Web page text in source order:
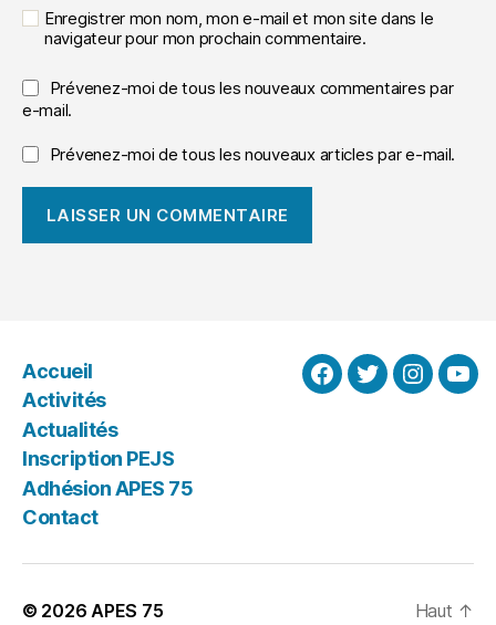
Enregistrer mon nom, mon e-mail et mon site dans le
navigateur pour mon prochain commentaire.
Prévenez-moi de tous les nouveaux commentaires par
e-mail.
Prévenez-moi de tous les nouveaux articles par e-mail.
Accueil
Activités
Actualités
Inscription PEJS
Adhésion APES 75
Contact
Facebook
Twitter
© 2026APES 75 Haut ↑